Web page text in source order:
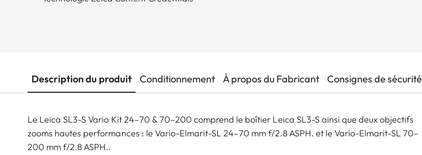
Description du produit Conditionnement À propos du Fabricant Consignes de sécurité
Le Leica SL3-S Vario Kit 24–70 & 70–200 comprend le boîtier Leica SL3-S ainsi que deux objectifs
zooms hautes performances : le Vario-Elmarit-SL 24–70 mm f/2.8 ASPH. et le Vario-Elmarit-SL 70–
200 mm f/2.8 ASPH..